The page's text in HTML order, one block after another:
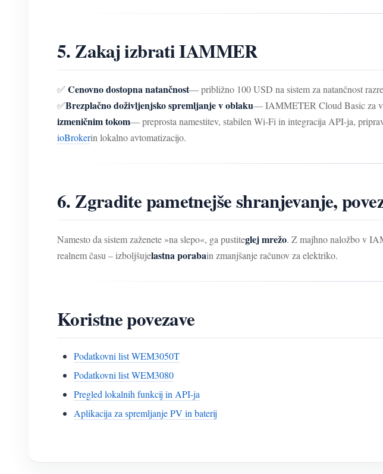
5. Zakaj izbrati IAMMER
✅ Cenovno dostopna natančnost— približno 100 USD na sistem za natančnost
✅Brezplačno doživljenjsko spremljanje v oblaku— IAMMETER Cloud Basic za
izmeničnim tokom— preprosta namestitev, stabilen Wi-Fi in integracija API-ja,
ioBrokerin lokalno avtomatizacijo.
6. Zgradite pametnejše shranjevanje,
Namesto da sistem zaženete »na slepo«, ga pustiteglej mrežo. Z majhno naložbo v
realnem času – izboljšujelastna porabain zmanjšanje računov za elektriko.
Koristne povezave
Podatkovni list WEM3050T
Podatkovni list WEM3080
Pregled lokalnih funkcij in API-ja
Aplikacija za spremljanje PV in baterij